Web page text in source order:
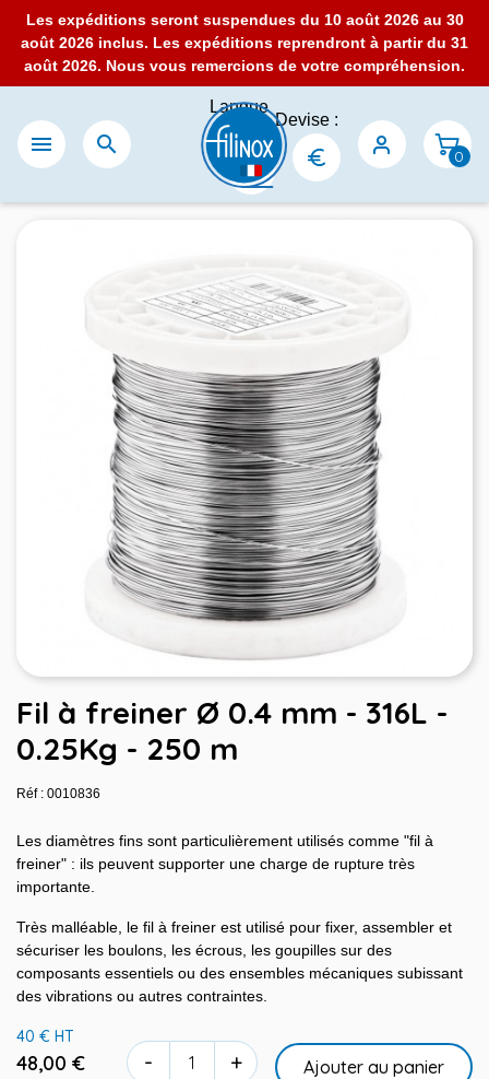
Les expéditions seront suspendues du 10 août 2026 au 30
août 2026 inclus. Les expéditions reprendront à partir du 31
août 2026. Nous vous remercions de votre compréhension.
 
Langue
:
Devise :
0
Fil à freiner Ø 0.4 mm - 316L -
0.25Kg - 250 m
Réf : 0010836
Les diamètres fins sont particulièrement utilisés comme "fil à
freiner" : ils peuvent supporter une charge de rupture très
importante.
Très malléable, le fil à freiner est utilisé pour fixer, assembler et
sécuriser les boulons, les écrous, les goupilles sur des
composants essentiels ou des ensembles mécaniques subissant
des vibrations ou autres contraintes.
40 € HT
48,00 €
- + Ajouter au panier